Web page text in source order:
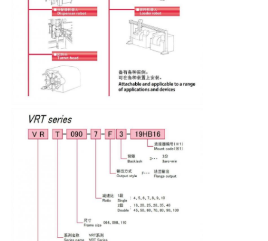
Human Machine Interface
toestelreductiemiddel
AC-SERVOMOTOR